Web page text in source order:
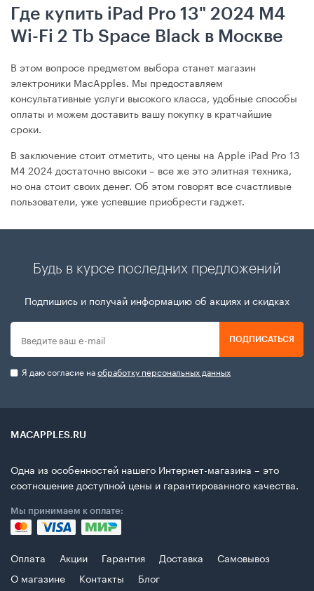
Где купить iPad Pro 13" 2024 M4
Wi-Fi 2 Tb Space Black в Москве
В этом вопросе предметом выбора станет магазин
электроники MacApples. Мы предоставляем
консультативные услуги высокого класса, удобные способы
оплаты и можем доставить вашу покупку в кратчайшие
сроки.
В заключение стоит отметить, что цены на Apple iPad Pro 13
М4 2024 достаточно высоки – все же это элитная техника,
но она стоит своих денег. Об этом говорят все счастливые
пользователи, уже успевшие приобрести гаджет.
Будь в курсе последних предложений
Подпишись и получай информацию об акциях и скидках
ПОДПИСАТЬСЯ
Я даю согласие наобработку персональных данных
MACAPPLES.RU
Одна из особенностей нашего Интернет-магазина – это
соотношение доступной цены и гарантированного качества.
Мы принимаем к оплате:
Оплата Акции Гарантия Доставка
Самовывоз
О магазине
Контакты
Блог